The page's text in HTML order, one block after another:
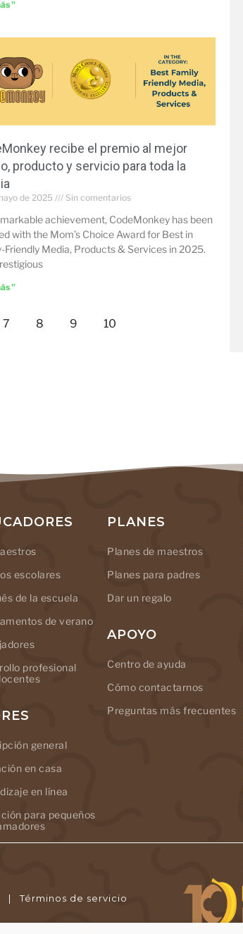
"
recibe el premio al mejor
producto y servicio para toda la
de 2025 Sin comentarios
achievement, CodeMonkey has been
with the Mom’s Choice Award for Best in
Friendly Media, Products & Services in 2025.
"
7 8 9 10
escolares
de la escuela
de verano
profesional
general
en casa
en línea
para pequeños
PLANES
Planes de maestros
Planes para padres
Dar un regalo
APOYO
Centro de ayuda
Cómo contactarnos
Preguntas más frecuentes
|Términos de servicio